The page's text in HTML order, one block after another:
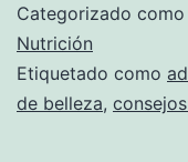
Categorizado como
Nutrición
Etiquetado como
de belleza,